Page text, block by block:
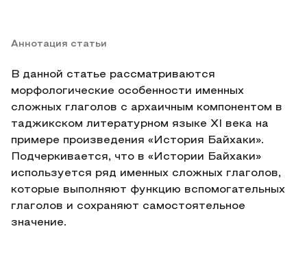
Аннотация статьи
В данной статье рассматриваются
морфологические особенности именных
сложных глаголов с архаичным компонентом в
таджикском литературном языке XI века на
примере произведения «История Байхаки».
Подчеркивается, что в «Истории Байхаки»
используется ряд именных сложных глаголов,
которые выполняют функцию вспомогательных
глаголов и сохраняют самостоятельное
значение.